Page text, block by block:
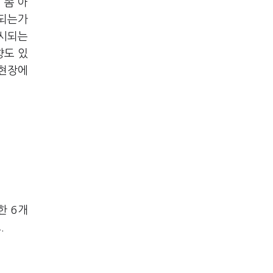
좀 아
는가
되는
도 있
장에
6개